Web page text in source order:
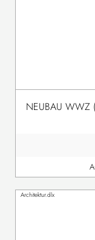
NEUBAU WWZ
Architektur.dlx